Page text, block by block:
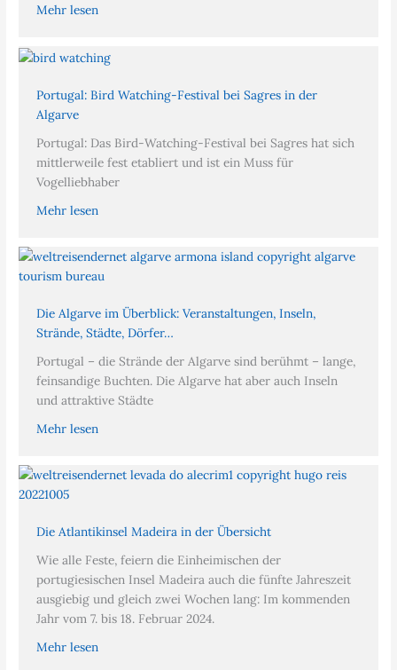
Mehr lesen
Portugal: Bird Watching-Festival bei Sagres in der
Algarve
Portugal: Das Bird-Watching-Festival bei Sagres hat sich
mittlerweile fest etabliert und ist ein Muss für
Vogelliebhaber
Mehr lesen
Die Algarve im Überblick: Veranstaltungen, Inseln,
Strände, Städte, Dörfer…
Portugal – die Strände der Algarve sind berühmt – lange,
feinsandige Buchten. Die Algarve hat aber auch Inseln
und attraktive Städte
Mehr lesen
Die Atlantikinsel Madeira in der Übersicht
Wie alle Feste, feiern die Einheimischen der
portugiesischen Insel Madeira auch die fünfte Jahreszeit
ausgiebig und gleich zwei Wochen lang: Im kommenden
Jahr vom 7. bis 18. Februar 2024.
Mehr lesen